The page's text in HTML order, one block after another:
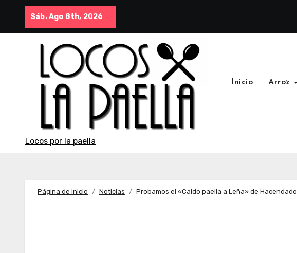
contenido
Sáb. Ago 8th, 2026
Locos por la paella
Inicio Arroz
Página de inicio Noticias Probamos el «Caldo paella a Leña» de Hacendado